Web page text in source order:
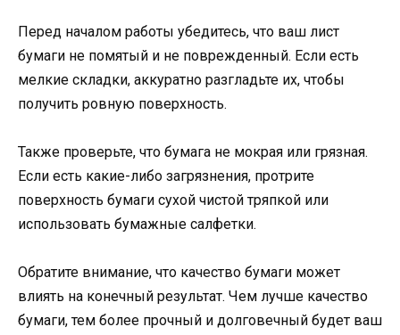
Перед началом работы убедитесь, что ваш лист
бумаги не помятый и не поврежденный. Если есть
мелкие складки, аккуратно разгладьте их, чтобы
получить ровную поверхность.
Также проверьте, что бумага не мокрая или грязная.
Если есть какие-либо загрязнения, протрите
поверхность бумаги сухой чистой тряпкой или
использовать бумажные салфетки.
Обратите внимание, что качество бумаги может
влиять на конечный результат. Чем лучше качество
бумаги, тем более прочный и долговечный будет ваш